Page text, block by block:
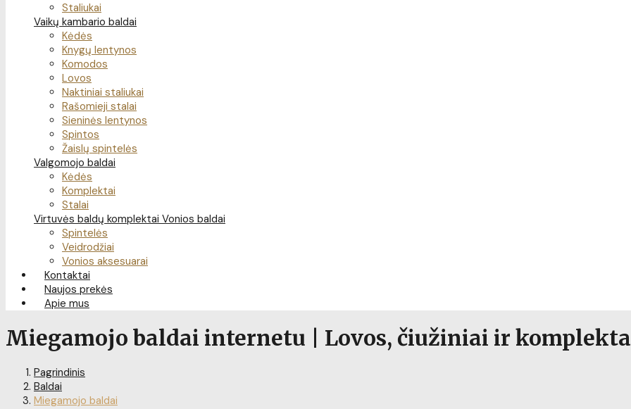
Staliukai
Vaikų kambario baldai
Kėdės
Knygų lentynos
Komodos
Lovos
Naktiniai staliukai
Rašomieji stalai
Sieninės lentynos
Spintos
Žaislų spintelės
Valgomojo baldai
Kėdės
Komplektai
Stalai
Virtuvės baldų komplektai Vonios baldai
Spintelės
Veidrodžiai
Vonios aksesuarai
Kontaktai
Naujos prekės
Apie mus
Miegamojo baldai internetu | Lovos, čiužiniai ir
Pagrindinis
Baldai
Miegamojo baldai